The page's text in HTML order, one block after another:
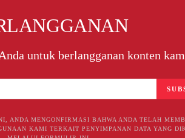
untuk berlangganan konten
ANDA MENGONFIRMASI BAHWA ANDA TELAH
KAMI TERKAIT PENYIMPANAN DATA YANG